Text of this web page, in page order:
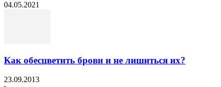
04.05.2021
Как обесцветить брови и не лишиться их?
23.09.2013